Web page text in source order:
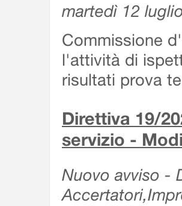
martedì 12
Commissione
l'attività di
risultati prova
Direttiva 19/
servizio -
Nuovo avviso -